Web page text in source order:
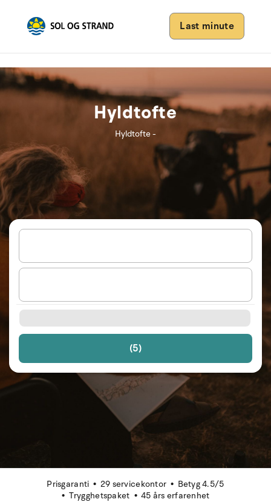
Last minute
(5)
Hyldtofte
Hyldtofte -
Prisgaranti 29 servicekontor
Betyg 4.5/5
Trygghetspaket
45 års erfarenhet